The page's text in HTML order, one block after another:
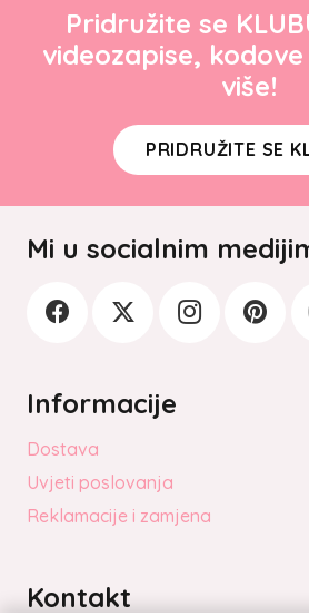
Pridružite se
videozapise,
više!
PRIDRUŽITE SE
Mi u socialnim
Informacije
Dostava
Uvjeti poslovanja
Reklamacije i zamjena
Kontakt